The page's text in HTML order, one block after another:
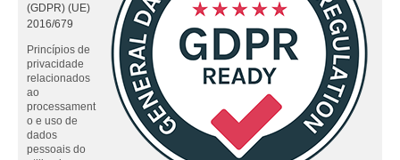
(GDPR) (UE)
2016/679
Princípios de
privacidade
relacionados
ao
processament
o e uso de
dados
pessoais do